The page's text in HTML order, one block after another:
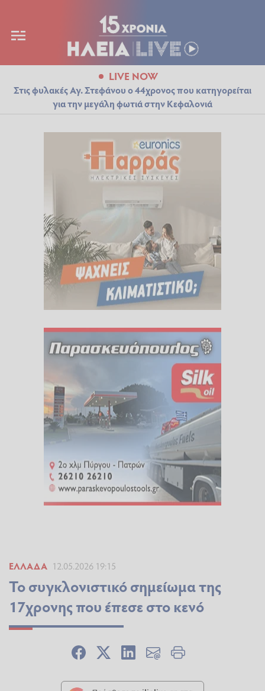
LIVE NOW
Στις φυλακές Αγ. Στεφάνου ο 44χρονος που κατηγορείται
για την μεγάλη φωτιά στην Κεφαλονιά
ΕΛΛΆΔΑ 12.05.2026 19:15
Το συγκλονιστικό σημείωμα της
17χρονης που έπεσε στο κενό